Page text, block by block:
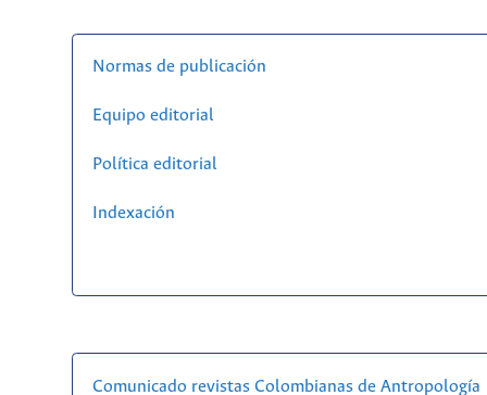
Normas de publicación
Equipo editorial
Política editorial
Indexación
Comunicado revistas Colombianas de Antropología